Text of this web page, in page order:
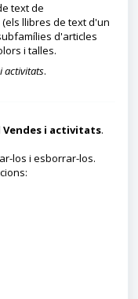
text de
llibres de text d'un
d'articles
i talles.
activitats.
Vendes i activitats.
los i esborrar-los.